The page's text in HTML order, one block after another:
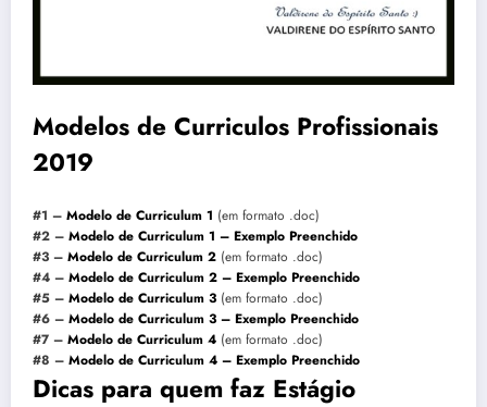
Modelos de Curriculos Profissionais
2019
#1 – Modelo de Curriculum 1 (em formato .doc)
#2 – Modelo de Curriculum 1 – Exemplo Preenchido
#3 – Modelo de Curriculum 2 (em formato .doc)
#4 – Modelo de Curriculum 2 – Exemplo Preenchido
#5 – Modelo de Curriculum 3 (em formato .doc)
#6 – Modelo de Curriculum 3 – Exemplo Preenchido
#7 – Modelo de Curriculum 4 (em formato .doc)
#8 – Modelo de Curriculum 4 – Exemplo Preenchido
Dicas para quem faz Estágio